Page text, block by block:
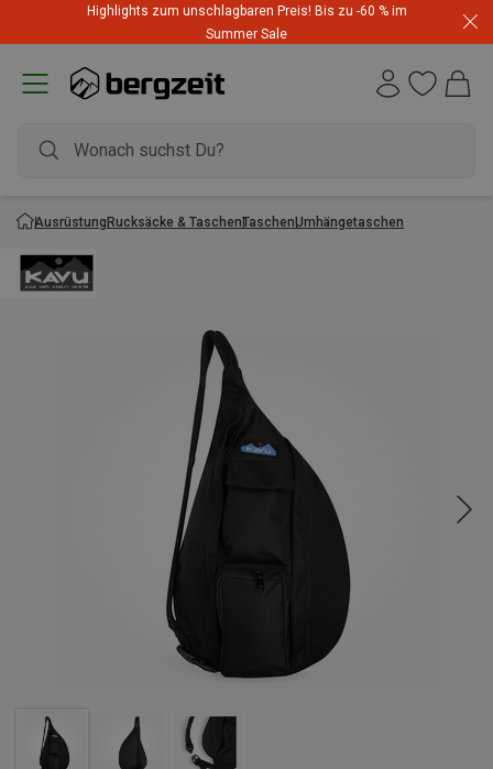
Highlights zum unschlagbaren Preis! Bis zu -60 % im
Summer Sale
AusrüstungRucksäcke & TaschenTaschenUmhängetaschen